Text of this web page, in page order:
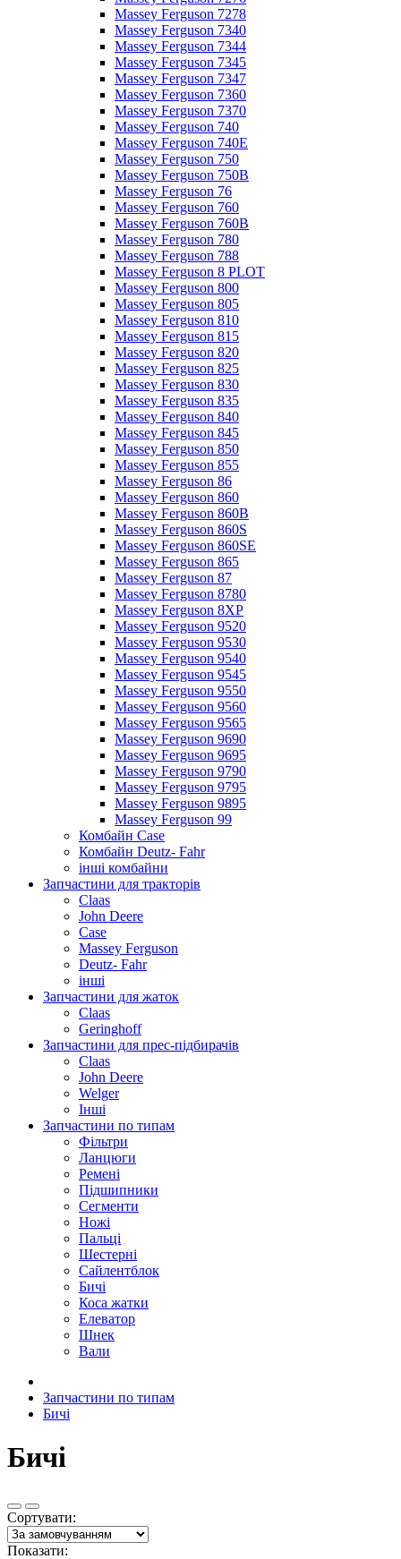
Massey Ferguson 7278
Massey Ferguson 7340
Massey Ferguson 7344
Massey Ferguson 7345
Massey Ferguson 7347
Massey Ferguson 7360
Massey Ferguson 7370
Massey Ferguson 740
Massey Ferguson 740E
Massey Ferguson 750
Massey Ferguson 750B
Massey Ferguson 76
Massey Ferguson 760
Massey Ferguson 760B
Massey Ferguson 780
Massey Ferguson 788
Massey Ferguson 8 PLOT
Massey Ferguson 800
Massey Ferguson 805
Massey Ferguson 810
Massey Ferguson 815
Massey Ferguson 820
Massey Ferguson 825
Massey Ferguson 830
Massey Ferguson 835
Massey Ferguson 840
Massey Ferguson 845
Massey Ferguson 850
Massey Ferguson 855
Massey Ferguson 86
Massey Ferguson 860
Massey Ferguson 860B
Massey Ferguson 860S
Massey Ferguson 860SE
Massey Ferguson 865
Massey Ferguson 87
Massey Ferguson 8780
Massey Ferguson 8XP
Massey Ferguson 9520
Massey Ferguson 9530
Massey Ferguson 9540
Massey Ferguson 9545
Massey Ferguson 9550
Massey Ferguson 9560
Massey Ferguson 9565
Massey Ferguson 9690
Massey Ferguson 9695
Massey Ferguson 9790
Massey Ferguson 9795
Massey Ferguson 9895
Massey Ferguson 99
Комбайн Case
Комбайн Deutz- Fahr
інші комбайни
Запчастини для тракторів
Claas
John Deere
Case
Massey Ferguson
Deutz- Fahr
інші
Запчастини для жаток
Claas
Geringhoff
Запчастини для прес-підбирачів
Claas
John Deere
Welger
Інші
Запчастини по типам
Фільтри
Ланцюги
Ремені
Підшипники
Сегменти
Ножі
Пальці
Шестерні
Сайлентблок
Бичі
Коса жатки
Елеватор
Шнек
Вали
Запчастини по типам
Бичі
Бичі
Сортувати:
Показати: